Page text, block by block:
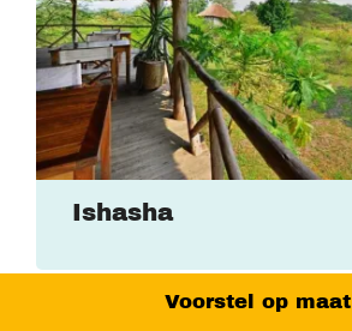
Ishasha
Voorstel op maat